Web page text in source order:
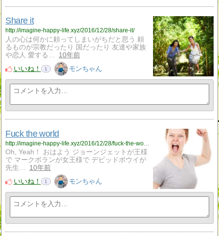
Share it
http://imagine-happy-life.xyz/2016/12/28/share-it/
人の心は何かに頼ってしまいがちだと思う 頼
るものが宗教だったり 国だったり 友達や家族
や恋人 愛する…
10年前
いいね！
1 モンちゃん
Fuck the world
Oh, Yeah！ おはよう ジョーンジェットが王様
で マークボランが女王様で デビッドボウイが
先生…
10年前
いいね！
1 モンちゃん